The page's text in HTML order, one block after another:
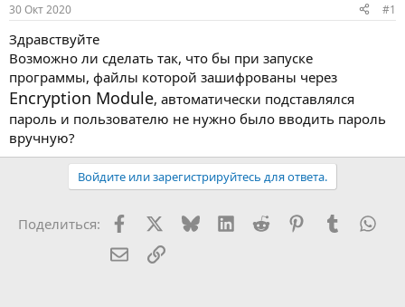
м
ы
а
30 Окт 2020 #1
Здравствуйте
Возможно ли сделать так, что бы при запуске
программы, файлы которой зашифрованы через
Encryption Module, автоматически подставлялся
пароль и пользователю не нужно было вводить пароль
вручную?
Войдите или зарегистрируйтесь для ответа.
Поделиться: FacebookX (Twitter)
BlueskyLinkedInReddit PinterestTumblr
Электронная почта
Ссылка